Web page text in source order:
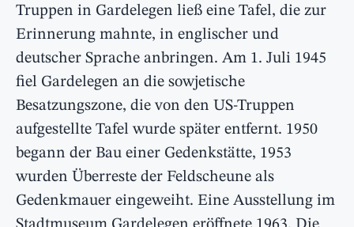
Truppen in Gardelegen ließ eine Tafel, die zur
Erinnerung mahnte, in englischer und
deutscher Sprache anbringen. Am 1. Juli 1945
fiel Gardelegen an die sowjetische
Besatzungszone, die von den US-Truppen
aufgestellte Tafel wurde später entfernt. 1950
begann der Bau einer Gedenkstätte, 1953
wurden Überreste der Feldscheune als
Gedenkmauer eingeweiht. Eine Ausstellung im